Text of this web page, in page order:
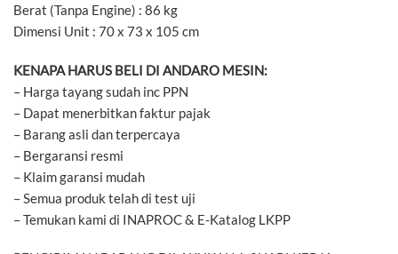
Berat (Tanpa Engine) : 86 kg
Dimensi Unit : 70 x 73 x 105 cm
KENAPA HARUS BELI DI ANDARO MESIN:
– Harga tayang sudah inc PPN
– Dapat menerbitkan faktur pajak
– Barang asli dan terpercaya
– Bergaransi resmi
– Klaim garansi mudah
– Semua produk telah di test uji
– Temukan kami di INAPROC & E-Katalog LKPP